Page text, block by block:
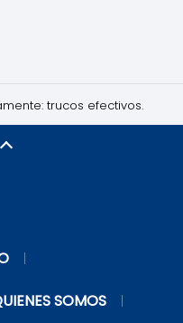
trucos efectivos.
SOMOS